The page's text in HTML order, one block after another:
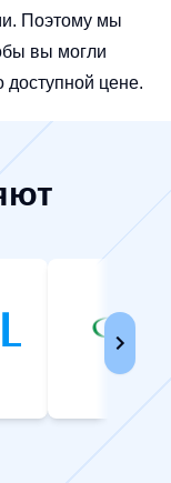
Поэтому мы
вы могли
доступной цене.